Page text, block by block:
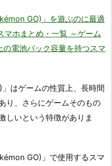
GO)」を遊ぶのに最適
ホまとめ・一覧 ～ゲーム
電池パック容量を持つスマ
はゲームの性質上、長時間
り、さらにゲームそのもの
しいという特徴がありま
GO)」で使用するスマ